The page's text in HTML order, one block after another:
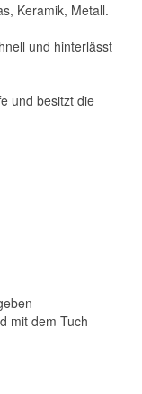
Keramik, Metall.
und hinterlässt
und besitzt die
mit dem Tuch
Surface Cleaner 500ml